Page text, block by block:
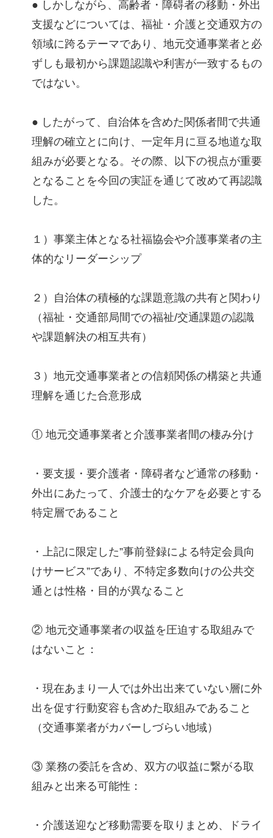
● しかしながら、高齢者・障碍者の移動・外出
支援などについては、福祉・介護と交通双方の
領域に跨るテーマであり、地元交通事業者と必
ずしも最初から課題認識や利害が一致するもの
ではない。
● したがって、自治体を含めた関係者間で共通
理解の確立とに向け、一定年月に亘る地道な取
組みが必要となる。その際、以下の視点が重要
となることを今回の実証を通じて改めて再認識
した。
１）事業主体となる社福協会や介護事業者の主
体的なリーダーシップ
２）自治体の積極的な課題意識の共有と関わり
（福祉・交通部局間での福祉/交通課題の認識
や課題解決の相互共有）
３）地元交通事業者との信頼関係の構築と共通
理解を通じた合意形成
① 地元交通事業者と介護事業者間の棲み分け
・要支援・要介護者・障碍者など通常の移動・
外出にあたって、介護士的なケアを必要とする
特定層であること
・上記に限定した”事前登録による特定会員向
けサービス”であり、不特定多数向けの公共交
通とは性格・目的が異なること
② 地元交通事業者の収益を圧迫する取組みで
はないこと：
・現在あまり一人では外出出来ていない層に外
出を促す行動変容も含めた取組みであること
（交通事業者がカバーしづらい地域）
③ 業務の委託を含め、双方の収益に繋がる取
組みと出来る可能性：
・介護送迎など移動需要を取りまとめ、ドライ